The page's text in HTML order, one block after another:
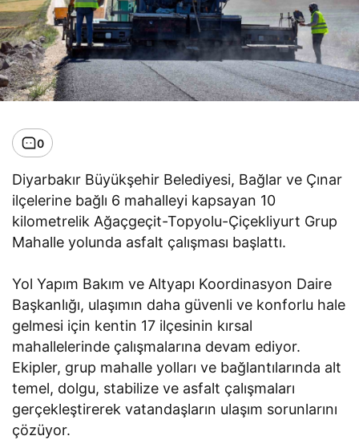
0
Diyarbakır Büyükşehir Belediyesi, Bağlar ve Çınar
ilçelerine bağlı 6 mahalleyi kapsayan 10
kilometrelik Ağaçgeçit-Topyolu-Çiçekliyurt Grup
Mahalle yolunda asfalt çalışması başlattı.
Yol Yapım Bakım ve Altyapı Koordinasyon Daire
Başkanlığı, ulaşımın daha güvenli ve konforlu hale
gelmesi için kentin 17 ilçesinin kırsal
mahallelerinde çalışmalarına devam ediyor.
Ekipler, grup mahalle yolları ve bağlantılarında alt
temel, dolgu, stabilize ve asfalt çalışmaları
gerçekleştirerek vatandaşların ulaşım sorunlarını
çözüyor.